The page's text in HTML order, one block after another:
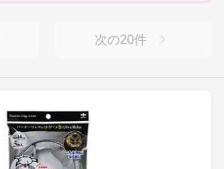
次の20件